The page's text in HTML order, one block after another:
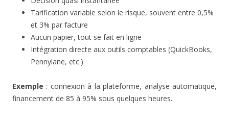
Tarification variable selon le risque, souvent entre 0,5%
et 3% par facture
Aucun papier, tout se fait en ligne
Intégration directe aux outils comptables (QuickBooks,
Pennylane, etc.)
Exemple : connexion à la plateforme, analyse automatique,
financement de 85 à 95% sous quelques heures.